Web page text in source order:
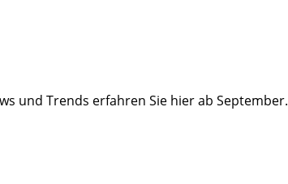
und Trends erfahren Sie hier ab September.